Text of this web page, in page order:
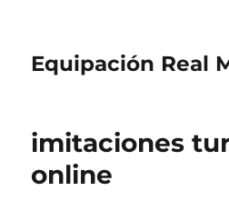
Equipación Real
imitaciones
online